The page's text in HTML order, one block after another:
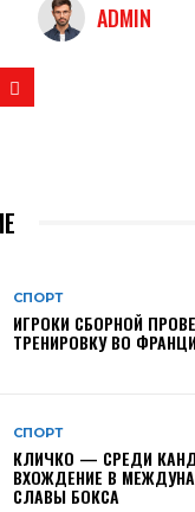
ADMIN
СПОРТ
ИГРОКИ СБОРНОЙ
ТРЕНИРОВКУ ВО
СПОРТ
КЛИЧКО — СРЕДИ
ВХОЖДЕНИЕ В
СЛАВЫ БОКСА